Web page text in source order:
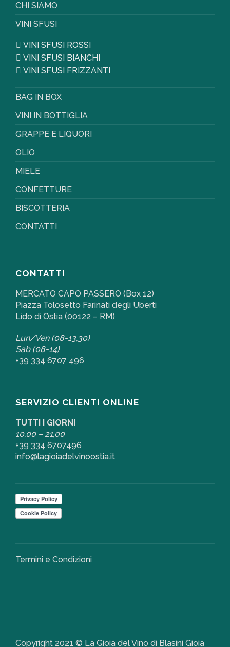
CHI SIAMO
VINI SFUSI
VINI SFUSI ROSSI
VINI SFUSI BIANCHI
VINI SFUSI FRIZZANTI
BAG IN BOX
VINI IN BOTTIGLIA
GRAPPE E LIQUORI
OLIO
MIELE
CONFETTURE
BISCOTTERIA
CONTATTI
CONTATTI
MERCATO CAPO PASSERO (Box 12)
Piazza Tolosetto Farinati degli Uberti
Lido di Ostia (00122 – RM)
Lun/Ven (08-13,30)
Sab (08-14)
+39 334 6707 496
SERVIZIO CLIENTI ONLINE
TUTTI I GIORNI
10,00 – 21,00
+39 334 6707496
info@lagioiadelvinoostia.it
Termini e Condizioni
Copyright 2021 © La Gioia del Vino di Blasini Gioia